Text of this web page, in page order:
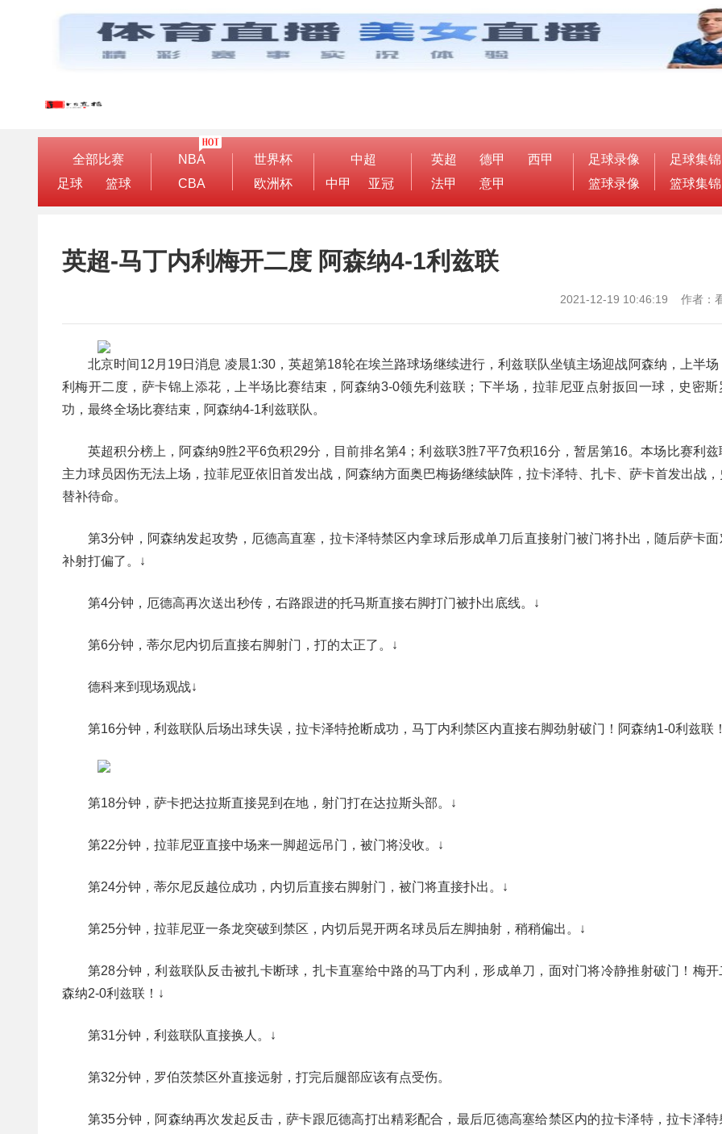
全部比赛
足球
篮球
NBA
CBA
世界杯
欧洲杯
中超
中甲
亚冠
英超 德甲
西甲
法甲
意甲
足球录像
篮球录像
足球集锦
篮球集锦
英超-马丁内利梅开二度 阿森纳4-1利兹联
2021-12-19 10:46:19 作者：
北京时间12月19日消息 凌晨1:30，英超第18轮在埃兰路球场继续进行，利兹联队坐镇主场迎战阿森纳，上半
利梅开二度，萨卡锦上添花，上半场比赛结束，阿森纳3-0领先利兹联；下半场，拉菲尼亚点射扳回一球，史密斯
功，最终全场比赛结束，阿森纳4-1利兹联队。
英超积分榜上，阿森纳9胜2平6负积29分，目前排名第4；利兹联3胜7平7负积16分，暂居第16。本场比赛利
主力球员因伤无法上场，拉菲尼亚依旧首发出战，阿森纳方面奥巴梅扬继续缺阵，拉卡泽特、扎卡、萨卡首发出战
替补待命。
第3分钟，阿森纳发起攻势，厄德高直塞，拉卡泽特禁区内拿球后形成单刀后直接射门被门将扑出，随后萨卡
补射打偏了。↓
第4分钟，厄德高再次送出秒传，右路跟进的托马斯直接右脚打门被扑出底线。↓
第6分钟，蒂尔尼内切后直接右脚射门，打的太正了。↓
德科来到现场观战↓
第16分钟，利兹联队后场出球失误，拉卡泽特抢断成功，马丁内利禁区内直接右脚劲射破门！阿森纳1-0利兹联
第18分钟，萨卡把达拉斯直接晃到在地，射门打在达拉斯头部。↓
第22分钟，拉菲尼亚直接中场来一脚超远吊门，被门将没收。↓
第24分钟，蒂尔尼反越位成功，内切后直接右脚射门，被门将直接扑出。↓
第25分钟，拉菲尼亚一条龙突破到禁区，内切后晃开两名球员后左脚抽射，稍稍偏出。↓
第28分钟，利兹联队反击被扎卡断球，扎卡直塞给中路的马丁内利，形成单刀，面对门将冷静推射破门！梅开
森纳2-0利兹联！↓
第31分钟，利兹联队直接换人。↓
第32分钟，罗伯茨禁区外直接远射，打完后腿部应该有点受伤。
第35分钟，阿森纳再次发起反击，萨卡跟厄德高打出精彩配合，最后厄德高塞给禁区内的拉卡泽特，拉卡泽特